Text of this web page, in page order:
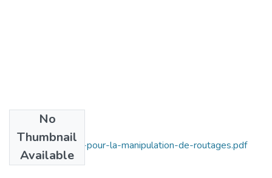
No
Thumbnail
Available
Metaheuristiques-pour-la-manipulation-de-routages.pdf
(166.49 KB)